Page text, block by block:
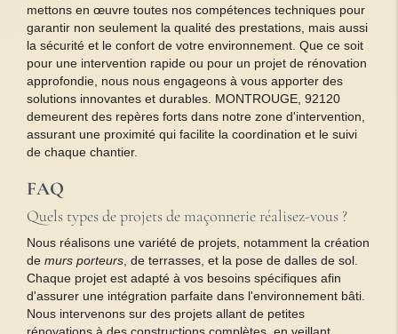
mettons en œuvre toutes nos compétences techniques pour
garantir non seulement la qualité des prestations, mais aussi
la sécurité et le confort de votre environnement. Que ce soit
pour une intervention rapide ou pour un projet de rénovation
approfondie, nous nous engageons à vous apporter des
solutions innovantes et durables. MONTROUGE, 92120
demeurent des repères forts dans notre zone d'intervention,
assurant une proximité qui facilite la coordination et le suivi
de chaque chantier.
FAQ
Quels types de projets de maçonnerie réalisez-vous ?
Nous réalisons une variété de projets, notamment la création
de murs porteurs , de terrasses, et la pose de dalles de sol.
Chaque projet est adapté à vos besoins spécifiques afin
d'assurer une intégration parfaite dans l'environnement bâti.
Nous intervenons sur des projets allant de petites
rénovations à des constructions complètes, en veillant